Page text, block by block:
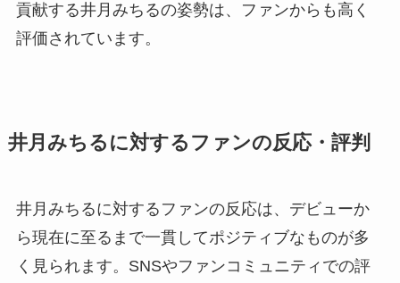
貢献する井月みちるの姿勢は、ファンからも高く
評価されています。
井月みちるに対するファンの反応・評判
井月みちるに対するファンの反応は、デビューか
ら現在に至るまで一貫してポジティブなものが多
く見られます。SNSやファンコミュニティでの評